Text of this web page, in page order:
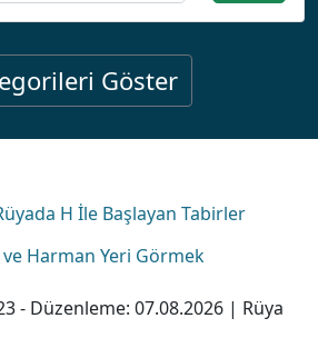
Göster
H İle Başlayan Tabirler
Harman Yeri Görmek
- Düzenleme: 07.08.2026 | Rüya